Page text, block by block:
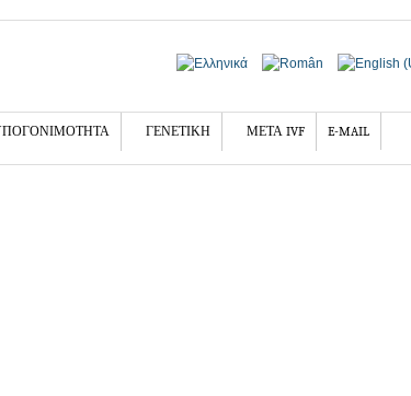
ΓΕΝΕΤΙΚΗ ΜΕΤΑ IVF E-MAIL